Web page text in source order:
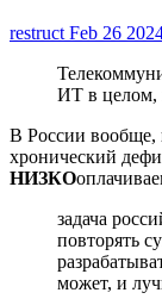
restruct Feb 26
ИТ в целом,
В России вообще,
хронический
НИЗКО
задача
повторять
может, и